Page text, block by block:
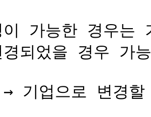
이 가능한 경우는
되었을 경우 가
→ 기업으로 변경